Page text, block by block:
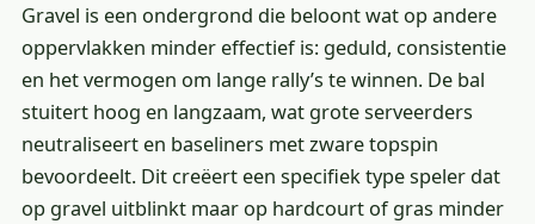
Gravel is een ondergrond die beloont wat op andere
oppervlakken minder effectief is: geduld, consistentie
en het vermogen om lange rally’s te winnen. De bal
stuitert hoog en langzaam, wat grote serveerders
neutraliseert en baseliners met zware topspin
bevoordeelt. Dit creëert een specifiek type speler dat
op gravel uitblinkt maar op hardcourt of gras minder